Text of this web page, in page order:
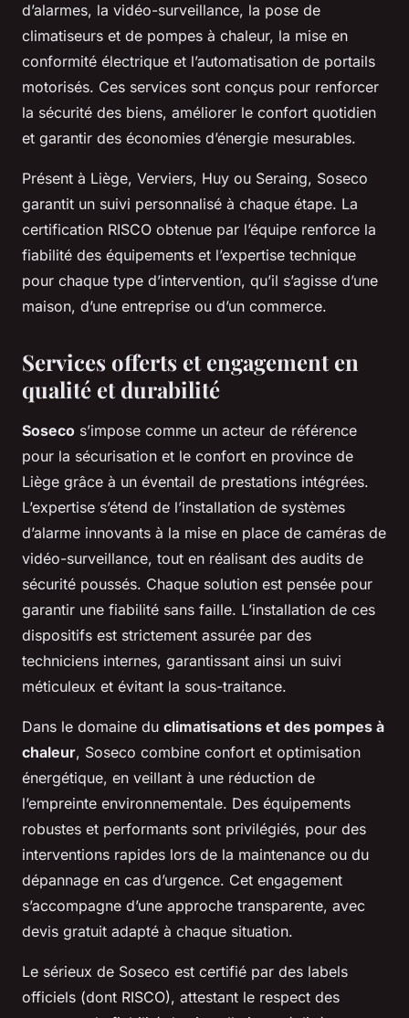
d’alarmes, la vidéo-surveillance, la pose de
climatiseurs et de pompes à chaleur, la mise en
conformité électrique et l’automatisation de portails
motorisés. Ces services sont conçus pour renforcer
la sécurité des biens, améliorer le confort quotidien
et garantir des économies d’énergie mesurables.
Présent à Liège, Verviers, Huy ou Seraing, Soseco
garantit un suivi personnalisé à chaque étape. La
certification RISCO obtenue par l’équipe renforce la
fiabilité des équipements et l’expertise technique
pour chaque type d’intervention, qu’il s’agisse d’une
maison, d’une entreprise ou d’un commerce.
Services offerts et engagement en
qualité et durabilité
Soseco s’impose comme un acteur de référence
pour la sécurisation et le confort en province de
Liège grâce à un éventail de prestations intégrées.
L’expertise s’étend de l’installation de systèmes
d’alarme innovants à la mise en place de caméras de
vidéo-surveillance, tout en réalisant des audits de
sécurité poussés. Chaque solution est pensée pour
garantir une fiabilité sans faille. L’installation de ces
dispositifs est strictement assurée par des
techniciens internes, garantissant ainsi un suivi
méticuleux et évitant la sous-traitance.
Dans le domaine du climatisations et des pompes à
chaleur, Soseco combine confort et optimisation
énergétique, en veillant à une réduction de
l’empreinte environnementale. Des équipements
robustes et performants sont privilégiés, pour des
interventions rapides lors de la maintenance ou du
dépannage en cas d’urgence. Cet engagement
s’accompagne d’une approche transparente, avec
devis gratuit adapté à chaque situation.
Le sérieux de Soseco est certifié par des labels
officiels (dont RISCO), attestant le respect des